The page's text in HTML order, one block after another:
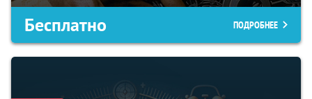
Бесплатно ПОДРОБНЕЕ